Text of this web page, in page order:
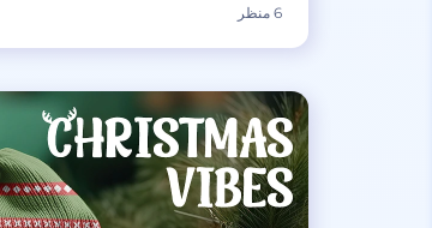
6 منظر